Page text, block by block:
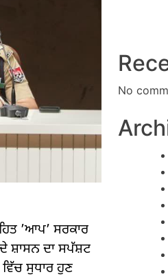
’ਆਪ’ ਸਰਕਾਰ
ਸ਼ਾਸਨ ਦਾ ਸਪੱਸ਼ਟ
ਸੁਧਾਰ ਹੁਣ
No